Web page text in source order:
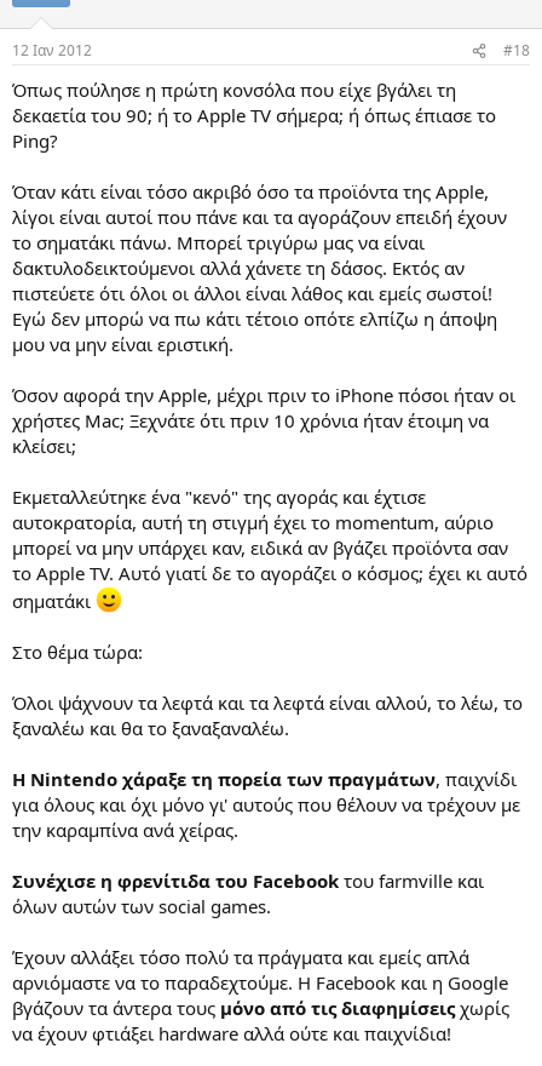
12 Ιαν 2012 #18
Όπως πούλησε η πρώτη κονσόλα που είχε βγάλει τη
δεκαετία του 90; ή το Apple TV σήμερα; ή όπως έπιασε το
Ping?
Όταν κάτι είναι τόσο ακριβό όσο τα προϊόντα της Apple,
λίγοι είναι αυτοί που πάνε και τα αγοράζουν επειδή έχουν
το σηματάκι πάνω. Μπορεί τριγύρω μας να είναι
δακτυλοδεικτούμενοι αλλά χάνετε τη δάσος. Εκτός αν
πιστεύετε ότι όλοι οι άλλοι είναι λάθος και εμείς σωστοί!
Εγώ δεν μπορώ να πω κάτι τέτοιο οπότε ελπίζω η άποψη
μου να μην είναι εριστική.
Όσον αφορά την Apple, μέχρι πριν το iPhone πόσοι ήταν οι
χρήστες Mac; Ξεχνάτε ότι πριν 10 χρόνια ήταν έτοιμη να
κλείσει;
Εκμεταλλεύτηκε ένα "κενό" της αγοράς και έχτισε
αυτοκρατορία, αυτή τη στιγμή έχει το momentum, αύριο
μπορεί να μην υπάρχει καν, ειδικά αν βγάζει προϊόντα σαν
το Apple TV. Αυτό γιατί δε το αγοράζει ο κόσμος; έχει κι αυτό
σηματάκι
Στο θέμα τώρα:
Όλοι ψάχνουν τα λεφτά και τα λεφτά είναι αλλού, το λέω, το
ξαναλέω και θα το ξαναξαναλέω.
Η Nintendo χάραξε τη πορεία των πραγμάτων, παιχνίδι
για όλους και όχι μόνο γι' αυτούς που θέλουν να τρέχουν με
την καραμπίνα ανά χείρας.
Συνέχισε η φρενίτιδα του Facebook του farmville και
όλων αυτών των social games.
Έχουν αλλάξει τόσο πολύ τα πράγματα και εμείς απλά
αρνιόμαστε να το παραδεχτούμε. Η Facebook και η Google
βγάζουν τα άντερα τους μόνο από τις διαφημίσειςχωρίς
να έχουν φτιάξει hardware αλλά ούτε και παιχνίδια!